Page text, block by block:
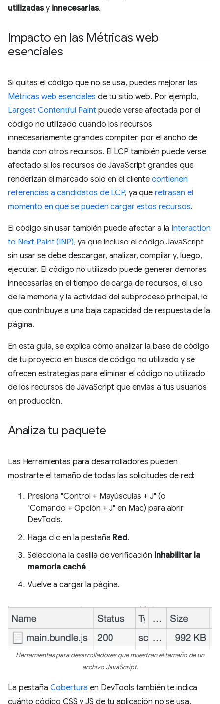
utilizadasy innecesarias.
Impacto en las Métricas web
esenciales
Si quitas el código que no se usa, puedes mejorar las
Métricas web esenciales de tu sitio web. Por ejemplo,
Largest Contentful Paint puede verse afectada por el
código no utilizado cuando los recursos
innecesariamente grandes compiten por el ancho de
banda con otros recursos. El LCP también puede verse
afectado si los recursos de JavaScript grandes que
renderizan el marcado solo en el cliente contienen
referencias a candidatos de LCP, ya que retrasan el
momento en que se pueden cargar estos recursos.
El código sin usar también puede afectar a la Interaction
to Next Paint (INP), ya que incluso el código JavaScript
sin usar se debe descargar, analizar, compilar y, luego,
ejecutar. El código no utilizado puede generar demoras
innecesarias en el tiempo de carga de recursos, el uso
de la memoria y la actividad del subproceso principal, lo
que contribuye a una baja capacidad de respuesta de la
página.
En esta guía, se explica cómo analizar la base de código
de tu proyecto en busca de código no utilizado y se
ofrecen estrategias para eliminar el código no utilizado
de los recursos de JavaScript que envías a tus usuarios
en producción.
Analiza tu paquete
Las Herramientas para desarrolladores pueden
mostrarte el tamaño de todas las solicitudes de red:
Presiona "Control + Mayúsculas + J" (o
"Comando + Opción + J" en Mac) para abrir
DevTools.
Haga clic en la pestaña Red.
Selecciona la casilla de verificación Inhabilitar la
memoria caché.
Vuelve a cargar la página.
Herramientas para desarrolladores que muestran el tamaño de un
archivo JavaScript.
La pestaña Cobertura en DevTools también te indica
cuánto código CSS y JS de tu aplicación no se usa.